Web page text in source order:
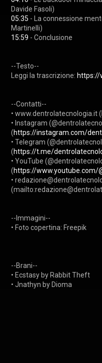
05:35 - La connessione
15:59 - Conclusione
--Testo--
Leggi la trascrizione: https://
--Contatti--
• www.dentrolatecnologia.it (
• Instagram
(https://instagram.com/
• Telegram
(https://t.me/
• YouTube
(https://www.youtube.com/
•
--Immagini--
• Foto copertina: Freepik
--Brani--
• Ecstasy by Rabbit Theft
• Jnathyn by Dioma